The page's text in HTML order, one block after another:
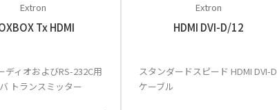
Extron
Tx HDMI
ディオおよびRS-232C用
トランスミッター
Extron
HDMI DVI-D/12
スタンダードスピード HDMI DVI-D
ケーブル